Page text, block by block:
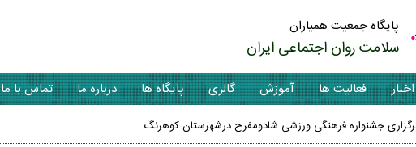
پایگاه جمعیت همیاران
سلامت روان اجتماعی ایران
اخبار فعالیت ها آموزش گالری پایگاه ها درباره ما تماس با ما
جشنواره فرهنگی ورزشی شادومفرح درشهرستان کوهرنگ